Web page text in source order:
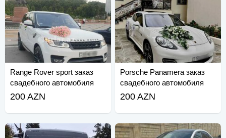
Range Rover sport заказ
свадебного автомобиля
жениха
200 AZN
Porsche Panamera заказ
свадебного автомобиля
для невесты
200 AZN